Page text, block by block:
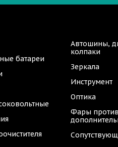
батареи
Автошины,
колпаки
Зеркала
Инструмент
Оптика
Фары